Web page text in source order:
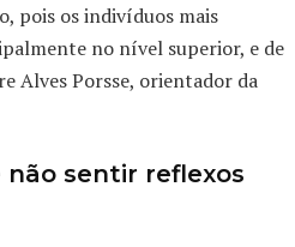
pois os indivíduos mais
no nível superior, e de
Alves Porsse, orientador da
sentir reflexos